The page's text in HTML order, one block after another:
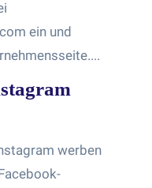
ein und
werben